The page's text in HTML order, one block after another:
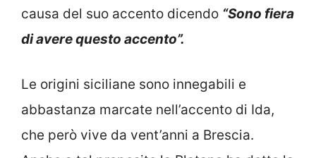
causa del suo accento dicendo “Sono fiera
di avere questo accento”.
Le origini siciliane sono innegabili e
abbastanza marcate nell’accento di Ida,
che però vive da vent’anni a Brescia.